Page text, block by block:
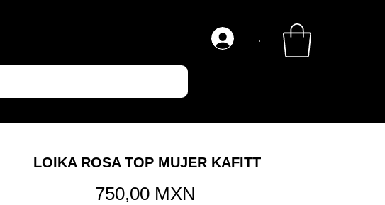
.
LOIKA ROSA TOP MUJER KAFITT
750,00 MXN